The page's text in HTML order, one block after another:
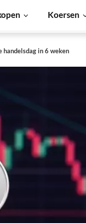
Koersen
handelsdag in 6 weken